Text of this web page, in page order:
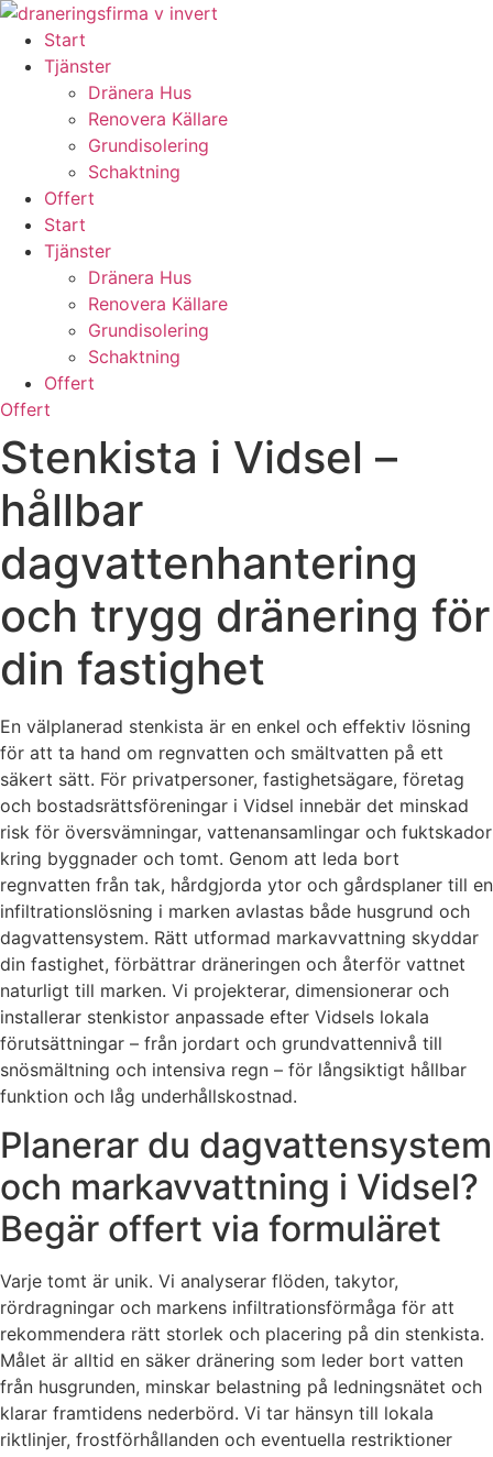
Skip
content
Start
Tjänster
Dränera Hus
Renovera Källare
Grundisolering
Schaktning
Offert
Start
Tjänster
Dränera Hus
Renovera Källare
Grundisolering
Schaktning
Offert
Offert
Stenkista i Vidsel –
hållbar
dagvattenhantering
och trygg dränering för
din fastighet
En välplanerad stenkista är en enkel och effektiv lösning
för att ta hand om regnvatten och smältvatten på ett
säkert sätt. För privatpersoner, fastighetsägare, företag
och bostadsrättsföreningar i Vidsel innebär det minskad
risk för översvämningar, vattenansamlingar och fuktskador
kring byggnader och tomt. Genom att leda bort
regnvatten från tak, hårdgjorda ytor och gårdsplaner till en
infiltrationslösning i marken avlastas både husgrund och
dagvattensystem. Rätt utformad markavvattning skyddar
din fastighet, förbättrar dräneringen och återför vattnet
naturligt till marken. Vi projekterar, dimensionerar och
installerar stenkistor anpassade efter Vidsels lokala
förutsättningar – från jordart och grundvattennivå till
snösmältning och intensiva regn – för långsiktigt hållbar
funktion och låg underhållskostnad.
Planerar du dagvattensystem
och markavvattning i Vidsel?
Begär offert via formuläret
Varje tomt är unik. Vi analyserar flöden, takytor,
rördragningar och markens infiltrationsförmåga för att
rekommendera rätt storlek och placering på din stenkista.
Målet är alltid en säker dränering som leder bort vatten
från husgrunden, minskar belastning på ledningsnätet och
klarar framtidens nederbörd. Vi tar hänsyn till lokala
riktlinjer, frostförhållanden och eventuella restriktioner